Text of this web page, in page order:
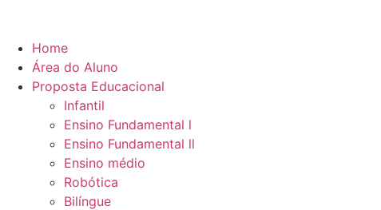
Home
Área do Aluno
Proposta Educacional
Infantil
Ensino Fundamental l
Ensino Fundamental ll
Ensino médio
Robótica
Bilíngue